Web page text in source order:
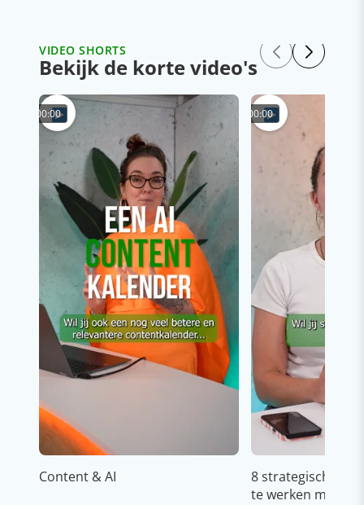
VIDEO SHORTS
Bekijk de korte video's
00:00
Content & AI
00:00
8 strategische
te werken met